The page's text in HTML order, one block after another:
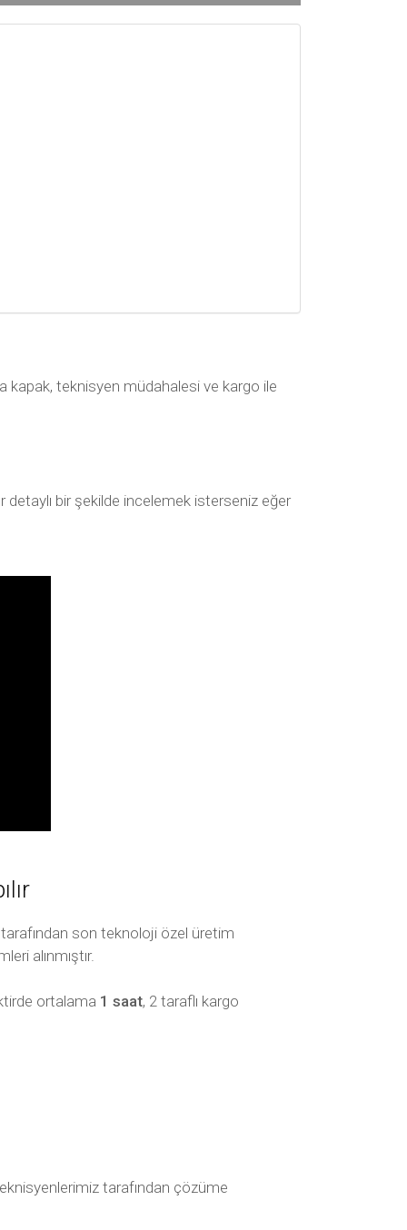
kapak, teknisyen müdahalesi ve kargo ile
detaylı bir şekilde incelemek isterseniz eğer
son teknoloji özel üretim
alınmıştır.
ortalama 1 saat, 2 taraflı kargo
tarafından çözüme